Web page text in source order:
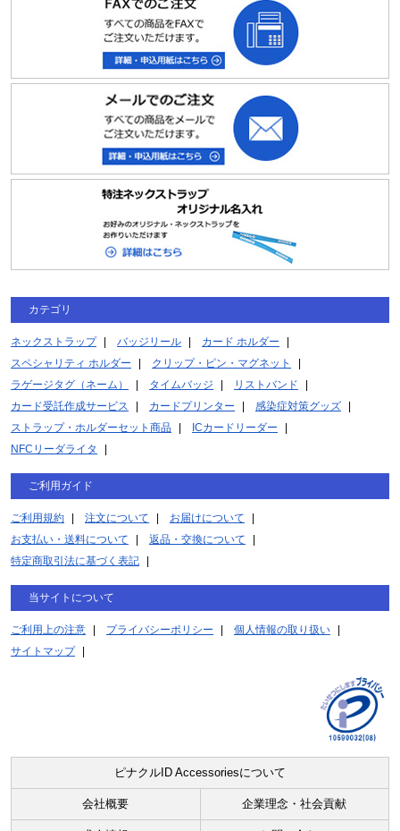
カテゴリ
ネックストラップ バッジリール
カード ホルダー
スペシャリティ ホルダー
クリップ・ピン・マグネット
ラゲージタグ（ネーム）
タイムバッジ
リストバンド
カード受託作成サービス
カードプリンター
感染症対策グッズ
ストラップ・ホルダーセット商品
ICカードリーダー
NFCリーダライタ
ご利用ガイド
ご利用規約 注文について
お届けについて
お支払い・送料について
返品・交換について
特定商取引法に基づく表記
当サイトについて
ご利用上の注意 プライバシーポリシー
個人情報の取り扱い
サイトマップ
ピナクルID Accessoriesについて
会社概要 企業理念・社会貢献